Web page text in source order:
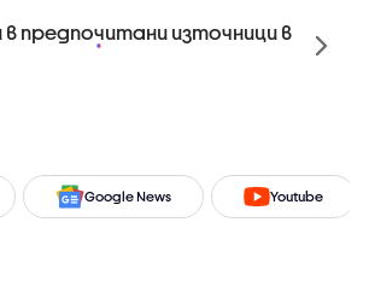
в предпочитани източници в
Google News Youtube